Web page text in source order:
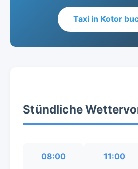
Taxi in Kotor
Stündliche
08:00 11:00